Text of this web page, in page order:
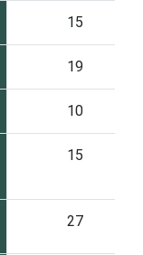
15
19
10
15
27